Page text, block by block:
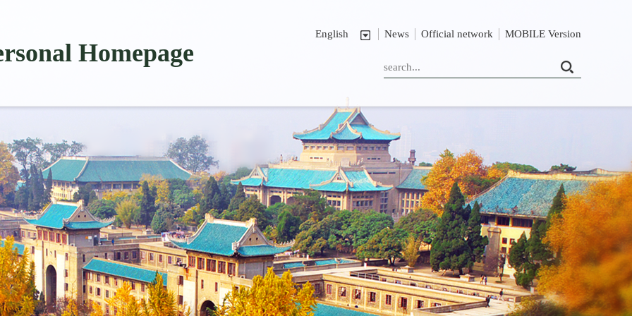
Homepage
English News Official network MOBILE Version